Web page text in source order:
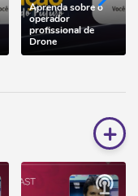
Aprenda sobre o
operador
profissional de
Drone
+